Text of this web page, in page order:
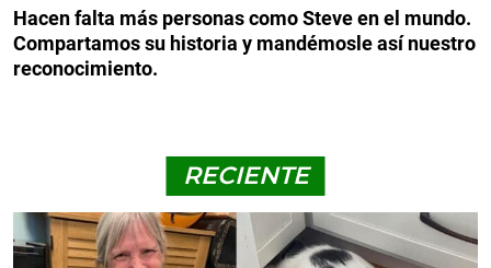
Hacen falta más personas como Steve en el mundo.
Compartamos su historia y mandémosle así nuestro
reconocimiento.
RECIENTE